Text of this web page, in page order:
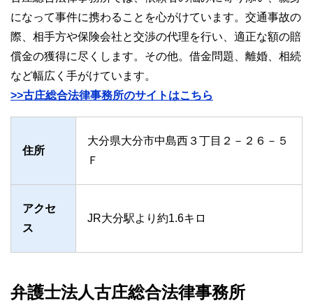
になって事件に携わることを心がけています。交通事故の
際、相手方や保険会社と交渉の代理を行い、適正な額の賠
償金の獲得に尽くします。その他。借金問題、離婚、相続
など幅広く手がけています。
>>古庄総合法律事務所のサイトはこちら
住所
大分県大分市中島西３丁目２－２６－５
Ｆ
アクセ
ス
JR大分駅より約1.6キロ
弁護士法人古庄総合法律事務所